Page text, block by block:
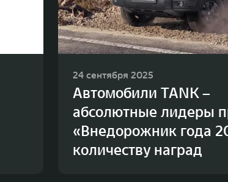
24 сентября 2025
Автомобили TANK –
абсолютные лидеры
«Внедорожник года
количеству наград